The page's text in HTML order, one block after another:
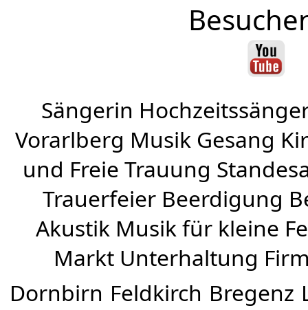
Sängerin
Vorarlberg Musik Gesang
und Freie Trauung
Trauerfeier Beerdigung
Akustik Musik für kleine
Markt Unterhaltung
Dornbirn Feldkirch Bregenz